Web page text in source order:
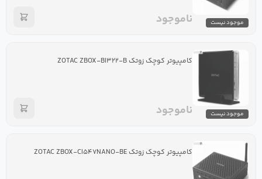
موجود نیست ناموجود
موجود نیست
کامپیوتر کوچک زوتک ZOTAC ZBOX-BI۳۲۲-B
ناموجود
کامپیوتر کوچک زوتک ZOTAC ZBOX-CI۵۴۷NANO-BE